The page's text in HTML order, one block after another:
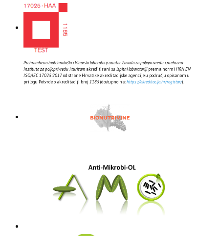
Prehrambeno biotehnološki i Vinarski laboratorij unutar Zavoda za poljoprivredu i prehranu
Instituta za poljoprivredu i turizam akreditirani su ispitni laboratorijiprema normi HRN EN
ISO/IEC 17025:2017od strane Hrvatske akreditacijske agencije u području opisanom u
prilogu Potvrde o akreditaciji broj 1185(dostupno na:https://akreditacija.hr/registar/).